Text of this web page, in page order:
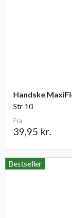
Str 10
Fra
39,95 kr.
Bestseller